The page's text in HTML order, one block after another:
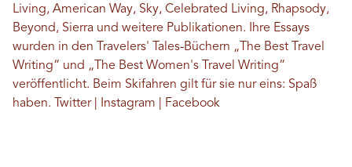
Living, American Way, Sky, Celebrated Living, Rhapsody,
Beyond, Sierra und weitere Publikationen. Ihre Essays
wurden in den Travelers' Tales-Büchern „The Best Travel
Writing“ und „The Best Women's Travel Writing“
veröffentlicht. Beim Skifahren gilt für sie nur eins: Spaß
haben.
Twitter| Instagram Facebook